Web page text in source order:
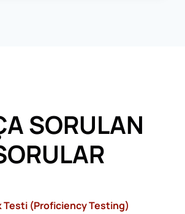
SORULAN
Testi (Proficiency Testing)